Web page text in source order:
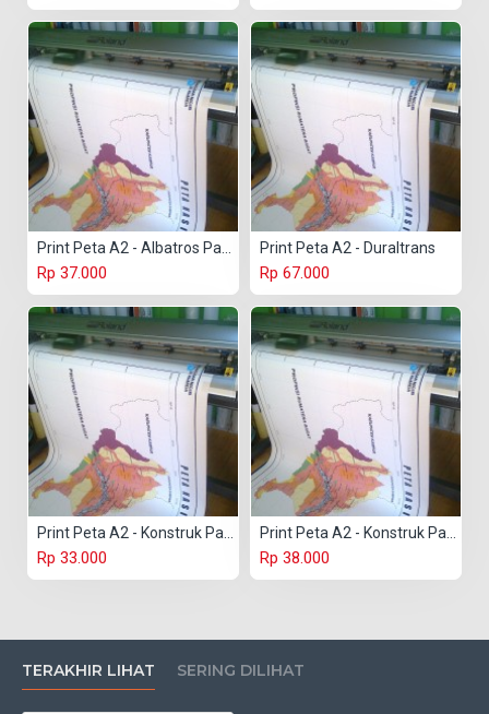
Rp 37.000
Print Peta A2 - Duraltrans
Rp 67.000
Rp 33.000 Rp 38.000
TERAKHIR LIHAT SERING DILIHAT